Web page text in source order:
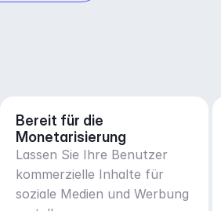
Bereit für die
Monetarisierung
Lassen Sie Ihre Benutzer
kommerzielle Inhalte für
soziale Medien und Werbung